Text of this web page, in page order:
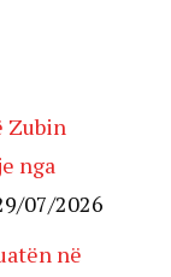
Zubin
nga
07/2026
në